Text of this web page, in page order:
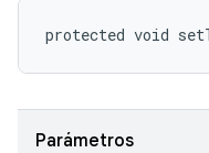
protected void
Parámetros